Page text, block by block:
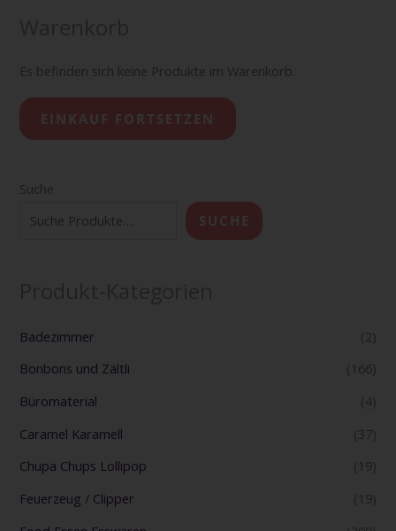
Es befinden sich keine Produkte im Warenkorb.
EINKAUF FORTSETZEN
Suche
SUCHE
Badezimmer
(2)
Bonbons und Zältli
(166)
Büromaterial
(4)
Caramel Karamell
(37)
Chupa Chups Lollipop
(19)
Feuerzeug / Clipper
(19)